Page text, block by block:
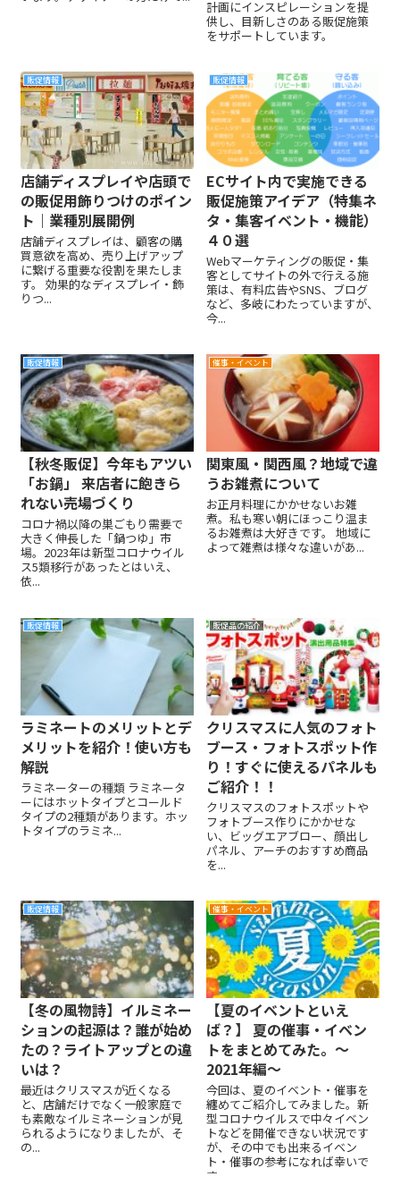
計画にインスピレーションを提
供し、目新しさのある販促施策
をサポートしています。
販促情報
店舗ディスプレイや店頭で
の販促用飾りつけのポイン
ト｜業種別展開例
店舗ディスプレイは、顧客の購
買意欲を高め、売り上げアップ
に繋げる重要な役割を果たしま
す。 効果的なディスプレイ・飾
りつ...
販促情報
ECサイト内で実施できる
販促施策アイデア（特集ネ
タ・集客イベント・機能）
４０選
Webマーケティングの販促・集
客としてサイトの外で行える施
策は、有料広告やSNS、ブログ
など、多岐にわたっていますが、
今...
販促情報
【秋冬販促】今年もアツい
「お鍋」 来店者に飽きら
れない売場づくり
コロナ禍以降の巣ごもり需要で
大きく伸長した「鍋つゆ」市
場。2023年は新型コロナウイル
ス5類移行があったとはいえ、
依...
催事・イベント
関東風・関西風？地域で違
うお雑煮について
お正月料理にかかせないお雑
煮。私も寒い朝にほっこり温ま
るお雑煮は大好きです。 地域に
よって雑煮は様々な違いがあ...
販促情報
ラミネートのメリットとデ
メリットを紹介！使い方も
解説
ラミネーターの種類 ラミネータ
ーにはホットタイプとコールド
タイプの2種類があります。ホッ
トタイプのラミネ...
販促品の紹介
クリスマスに人気のフォト
ブース・フォトスポット作
り！すぐに使えるパネルも
ご紹介！！
クリスマスのフォトスポットや
フォトブース作りにかかせな
い、ビッグエアブロー、顔出し
パネル、アーチのおすすめ商品
を...
販促情報
【冬の風物詩】イルミネー
ションの起源は？誰が始め
たの？ライトアップとの違
いは？
最近はクリスマスが近くなる
と、店舗だけでなく一般家庭で
も素敵なイルミネーションが見
られるようになりましたが、そ
の...
催事・イベント
【夏のイベントといえ
ば？】 夏の催事・イベン
トをまとめてみた。～
2021年編～
今回は、夏のイベント・催事を
纏めてご紹介してみました。新
型コロナウイルスで中々イベン
トなどを開催できない状況です
が、その中でも出来るイベン
ト・催事の参考になれば幸いで
す。